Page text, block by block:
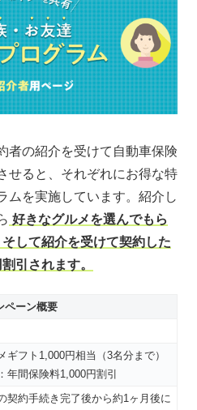
者の紹介を受けて自動車保険
せると、それぞれにお得な特
ムを実施しています。紹介し
好きなグルメを選んでもら
して紹介を受けて契約した
引されます。
ペーン概要
ギフト1,000円相当（3名分まで）
年間保険料1,000円割引
契約手続き完了後から約1ヶ月後に